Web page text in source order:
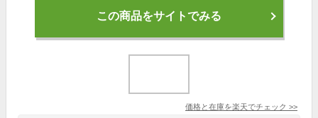
この商品をサイトでみる
価格と在庫を楽天でチェック >>